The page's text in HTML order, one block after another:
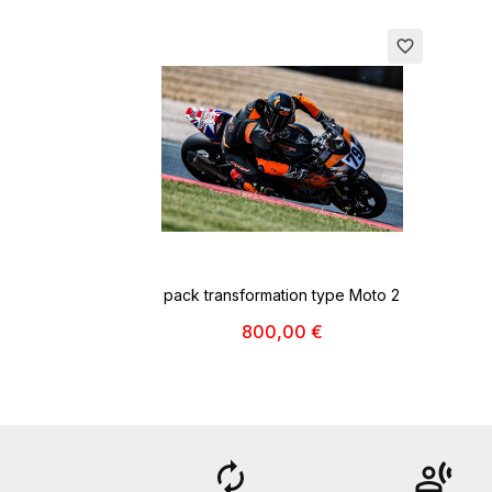
favorite_border
pack transformation type Moto 2
800,00 €
autorenew transcribe